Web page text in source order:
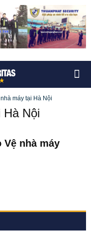
máy tại Hà Nội
Hà Nội
Vệ nhà máy